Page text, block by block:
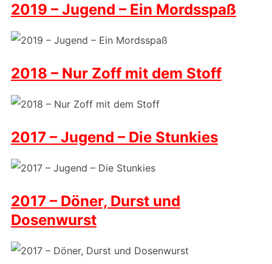
2019 – Jugend – Ein Mordsspaß
2018 – Nur Zoff mit dem Stoff
2017 – Jugend – Die Stunkies
2017 – Döner, Durst und
Dosenwurst